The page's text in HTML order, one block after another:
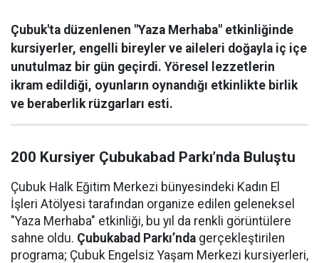
Çubuk'ta düzenlenen "Yaza Merhaba" etkinliğinde
kursiyerler, engelli bireyler ve aileleri doğayla iç içe
unutulmaz bir gün geçirdi. Yöresel lezzetlerin
ikram edildiği, oyunların oynandığı etkinlikte birlik
ve beraberlik rüzgarları esti.
200 Kursiyer Çubukabad Parkı’nda Buluştu
Çubuk Halk Eğitim Merkezi bünyesindeki Kadın El
İşleri Atölyesi tarafından organize edilen geleneksel
"Yaza Merhaba" etkinliği, bu yıl da renkli görüntülere
sahne oldu. Çubukabad Parkı’nda gerçekleştirilen
programa; Çubuk Engelsiz Yaşam Merkezi kursiyerleri,